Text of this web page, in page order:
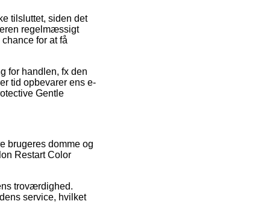
tilsluttet, siden det
regelmæssigt
for at få
for handlen, fx den
tid opbevarer ens e-
Gentle
brugeres domme og
Restart Color
troværdighed.
service, hvilket